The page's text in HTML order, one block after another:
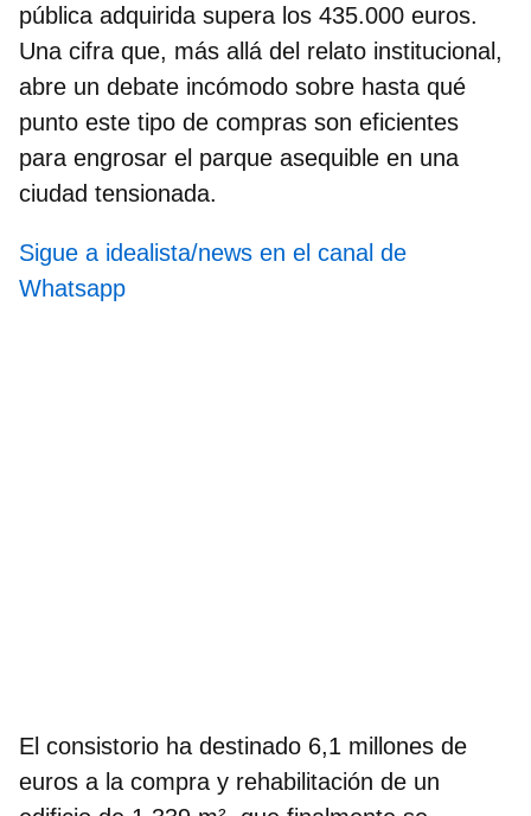
pública adquirida supera los 435.000 euros.
Una cifra que, más allá del relato institucional,
abre un debate incómodo sobre hasta qué
punto este tipo de compras son eficientes
para engrosar el parque asequible en una
ciudad tensionada.
Sigue a idealista/news en el canal de
Whatsapp
El consistorio ha destinado 6,1 millones de
euros a la compra y rehabilitación de un